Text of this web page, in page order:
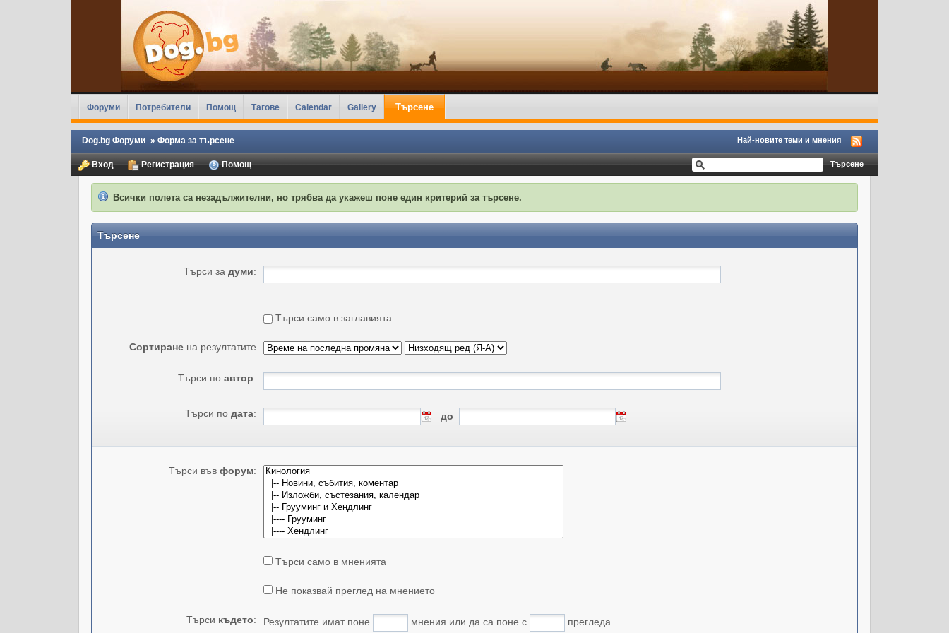
Форуми Потребители Помощ Тагове Calendar Gallery Търсене
Dog.bg Форуми » Форма за търсене Най-новите теми и мнения
Вход Регистрация Помощ
Всички полета са незадължителни, но трябва да укажеш поне един критерий за търсене.
Търсене
Търси за думи:
Търси само в заглавията
Сортиранена резултатите
Търси по автор:
Търси по дата: до
Търси във форум:
Търси само в мненията
Не показвай преглед на мнението
Търси където: Резултатите имат поне мнения или да са поне с прегледа